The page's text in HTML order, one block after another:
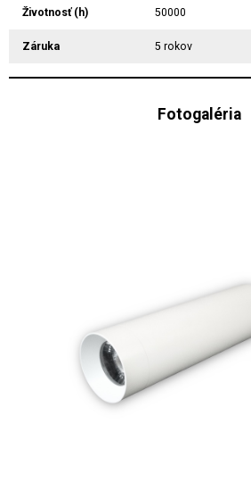
Životnosť (h) 50000
Záruka 5 rokov
Fotogaléria